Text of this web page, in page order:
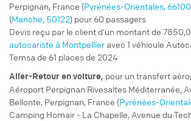
Perpignan, France (Pyrénées-Orientales, 66100
(Manche, 50122) pour 60 passagers
Devis reçu par le client d’un montant de
autocariste à Montpellier avec 1 véhicule
Temsa de 61 places de 2024
Aller-Retouren voiture, pour untransfert
Aéroport Perpignan Rivesaltes Méditerranée,
Bellonte, Perpignan, France (Pyrénées-
Camping Homair - La Chapelle, Avenue du